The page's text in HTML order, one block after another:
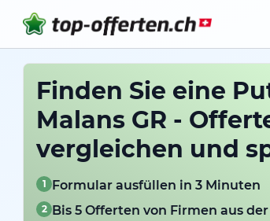
Finden Sie eine
Malans GR -
vergleichen und
1 Formular ausfüllen in 3 Minuten
2 Bis 5 Offerten von Firmen aus